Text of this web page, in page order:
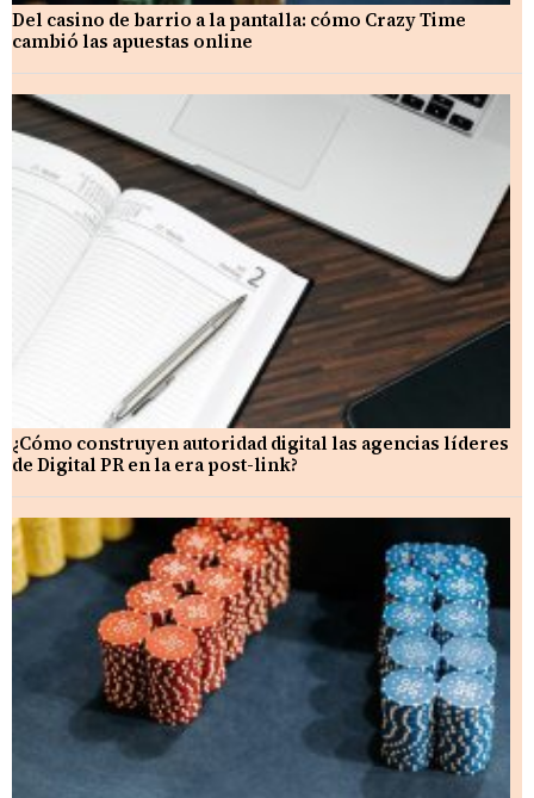
Del casino de barrio a la pantalla: cómo Crazy Time
cambió las apuestas online
¿Cómo construyen autoridad digital las agencias líderes
de Digital PR en la era post-link?